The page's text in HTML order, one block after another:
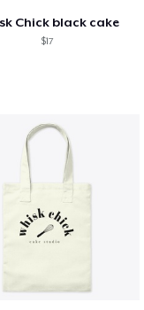
Chick black cake
$17